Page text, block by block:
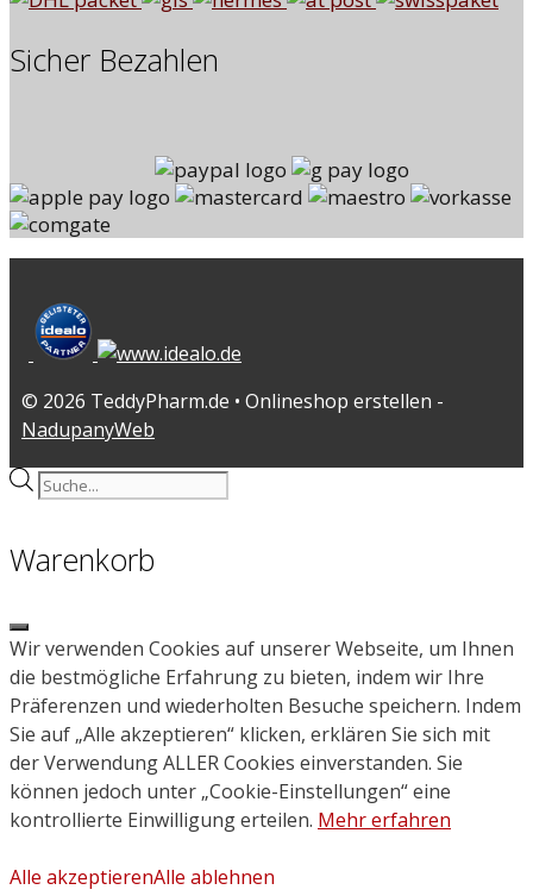
Sicher Bezahlen
© 2026 TeddyPharm.de • Onlineshop erstellen -
NadupanyWeb
Products
search
Warenkorb
Close
Wir verwenden Cookies auf unserer Webseite, um Ihnen
die bestmögliche Erfahrung zu bieten, indem wir Ihre
Präferenzen und wiederholten Besuche speichern. Indem
Sie auf „Alle akzeptieren“ klicken, erklären Sie sich mit
der Verwendung ALLER Cookies einverstanden. Sie
können jedoch unter „Cookie-Einstellungen“ eine
kontrollierte Einwilligung erteilen. Mehr erfahren
Alle akzeptierenAlle ablehnen